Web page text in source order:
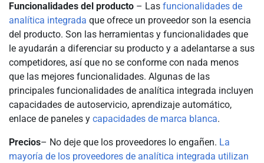
Funcionalidades del producto – Las funcionalidades de
analítica integrada que ofrece un proveedor son la esencia
del producto. Son las herramientas y funcionalidades que
le ayudarán a diferenciar su producto y a adelantarse a sus
competidores, así que no se conforme con nada menos
que las mejores funcionalidades. Algunas de las
principales funcionalidades de analítica integrada incluyen
capacidades de autoservicio, aprendizaje automático,
enlace de paneles y capacidades de marca blanca.
Precios– No deje que los proveedores lo engañen. La
mayoría de los proveedores de analítica integrada utilizan